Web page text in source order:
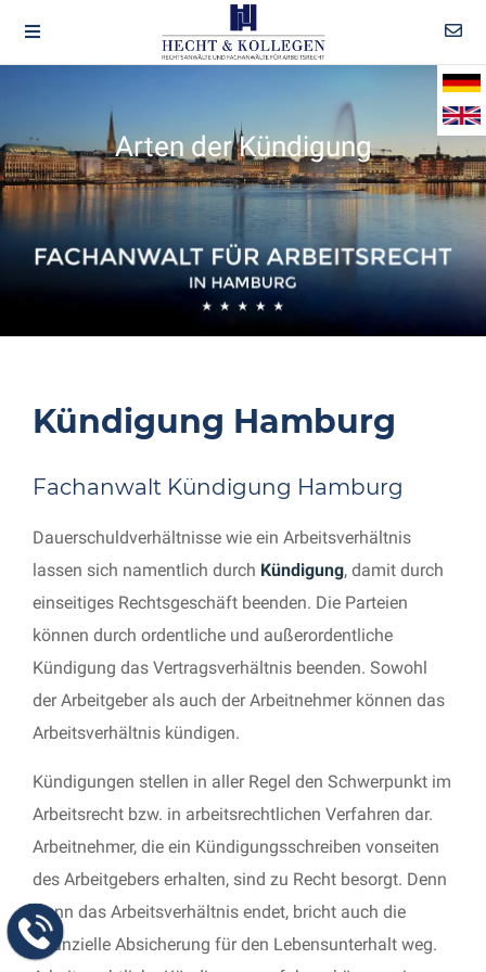
Arten der Kündigung
Kündigung Hamburg
Fachanwalt Kündigung Hamburg
Dauerschuldverhältnisse wie ein Arbeitsverhältnis
lassen sich namentlich durch Kündigung, damit durch
einseitiges Rechtsgeschäft beenden. Die Parteien
können durch ordentliche und außerordentliche
Kündigung das Vertragsverhältnis beenden. Sowohl
der Arbeitgeber als auch der Arbeitnehmer können das
Arbeitsverhältnis kündigen.
Kündigungen stellen in aller Regel den Schwerpunkt im
Arbeitsrecht bzw. in arbeitsrechtlichen Verfahren dar.
Arbeitnehmer, die ein Kündigungsschreiben vonseiten
des Arbeitgebers erhalten, sind zu Recht besorgt. Denn
wenn das Arbeitsverhältnis endet, bricht auch die
finanzielle Absicherung für den Lebensunterhalt weg.